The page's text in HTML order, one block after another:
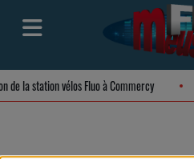
de la station vélos Fluo à Commercy